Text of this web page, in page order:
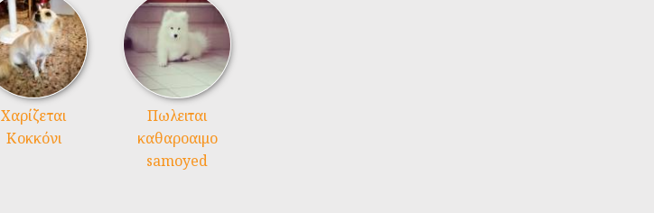
Χαρίζεται
Κοκκόνι
Πωλειται
καθαροαιμο
samoyed